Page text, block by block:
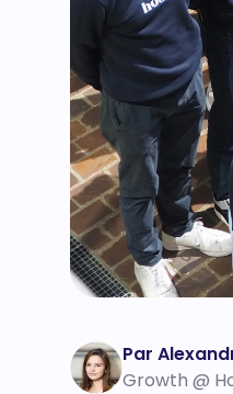
Par
Growth @